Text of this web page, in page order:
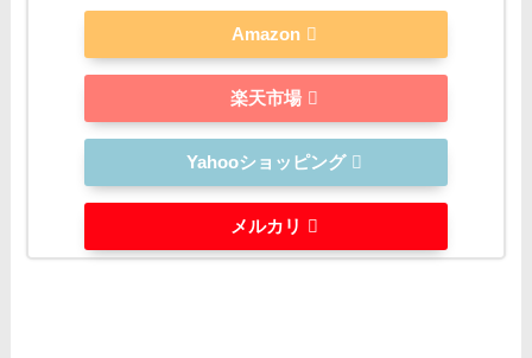
Amazon
楽天市場
Yahooショッピング
メルカリ